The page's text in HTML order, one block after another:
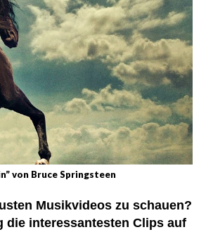
von Bruce Springsteen
Musikvideos zu schauen?
die interessantesten Clips auf